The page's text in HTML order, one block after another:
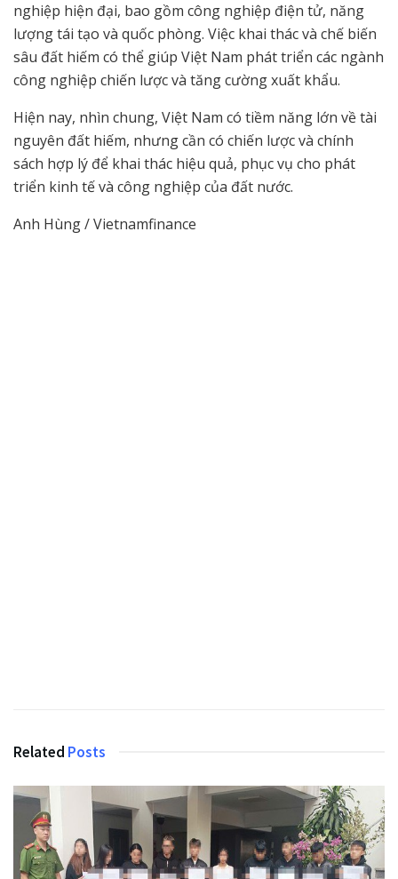
nghiệp hiện đại, bao gồm công nghiệp điện tử, năng
lượng tái tạo và quốc phòng. Việc khai thác và chế biến
sâu đất hiếm có thể giúp Việt Nam phát triển các ngành
công nghiệp chiến lược và tăng cường xuất khẩu.
Hiện nay, nhìn chung, Việt Nam có tiềm năng lớn về tài
nguyên đất hiếm, nhưng cần có chiến lược và chính
sách hợp lý để khai thác hiệu quả, phục vụ cho phát
triển kinh tế và công nghiệp của đất nước.
Anh Hùng / Vietnamfinance
Related Posts